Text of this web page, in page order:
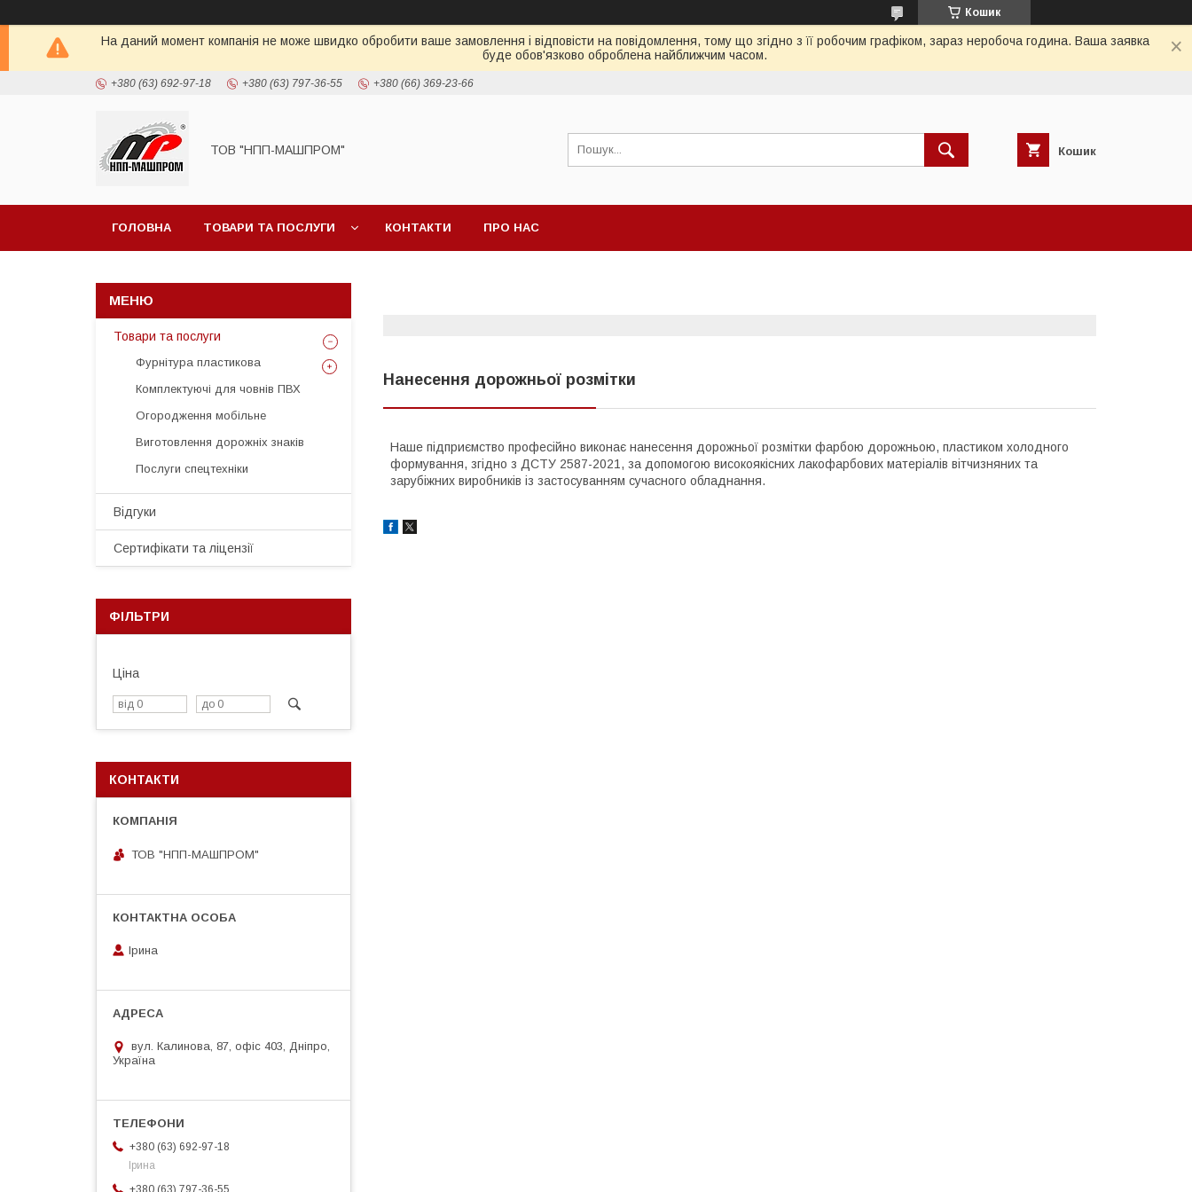
Кошик
На даний момент компанія не може швидко обробити ваше замовлення і відповісти на повідомлення, тому що згідно з її робочим графіком, зараз неробоча година. Ваша заявка
буде обов'язково оброблена найближчим часом.
+380 (63) 692-97-18 +380 (63) 797-36-55 +380 (66) 369-23-66
ТОВ "НПП-МАШПРОМ" Кошик
ГОЛОВНА ТОВАРИ ТА ПОСЛУГИ КОНТАКТИ ПРО НАС
Нанесення дорожньої розмітки
Наше підприємство професійно виконає нанесення дорожньої розмітки фарбою дорожньою, пластиком холодного
формування, згідно з ДСТУ 2587-2021, за допомогою високоякісних лакофарбових матеріалів вітчизняних та
зарубіжних виробників із застосуванням сучасного обладнання.
Товари та послуги
Фурнітура пластикова
Комплектуючі для човнів ПВХ
Огородження мобільне
Виготовлення дорожніх знаків
Послуги спецтехніки
Відгуки
Сертифікати та ліцензії
ФІЛЬТРИ
Ціна
КОНТАКТИ
ТОВ "НПП-МАШПРОМ"
Ірина
вул. Калинова, 87, офіс 403, Дніпро,
Україна
+380 (63) 692-97-18
Ірина